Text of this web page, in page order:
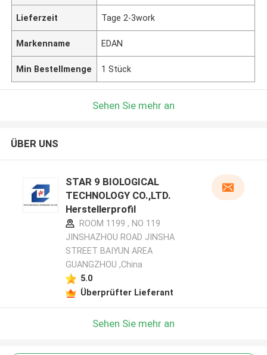
Lieferzeit Tage 2-3work
Markenname EDAN
Min Bestellmenge 1 Stück
Sehen Sie mehr an
ÜBER UNS
STAR 9 BIOLOGICAL
TECHNOLOGY CO.,LTD.
Herstellerprofil
ROOM 1199 , NO 119
JINSHAZHOU ROAD JINSHA
STREET BAIYUN AREA
GUANGZHOU ,China
5.0
Überprüfter Lieferant
Sehen Sie mehr an